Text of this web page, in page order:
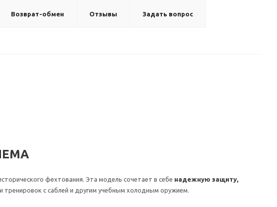
Возврат-обмен Отзывы Задать вопрос
фехтования. Эта модель сочетает в себе надежную защиту,
тренировок с саблей и другим учебным холодным оружием.